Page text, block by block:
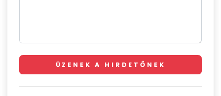
ÜZENEK A HIRDETŐNEK